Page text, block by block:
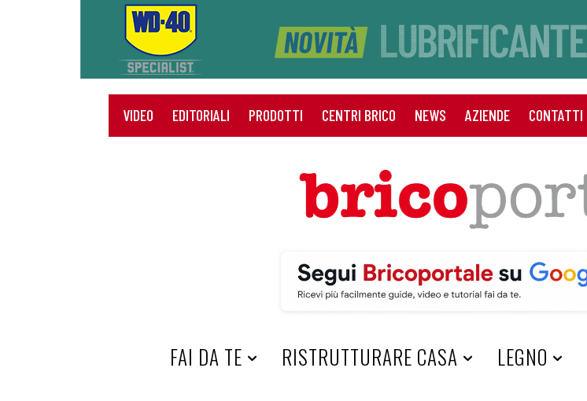
VIDEO EDITORIALI PRODOTTI CENTRI BRICO NEWS AZIENDE CONTATTI
FAI DA TE RISTRUTTURARE CASA LEGNO